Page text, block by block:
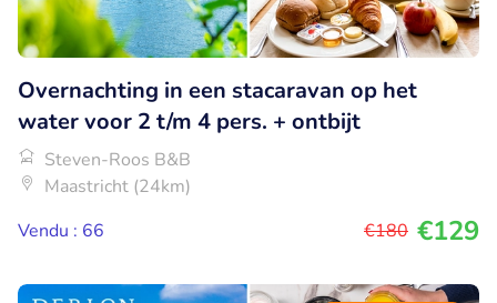
Overnachting in een stacaravan op het
water voor 2 t/m 4 pers. + ontbijt
Steven-Roos B&B
Maastricht (24km)
Vendu : 66
€180 €129